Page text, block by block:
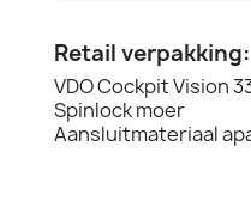
Retail verpakking:
VDO Cockpit Vision
Spinlock moer
Aansluitmateriaal